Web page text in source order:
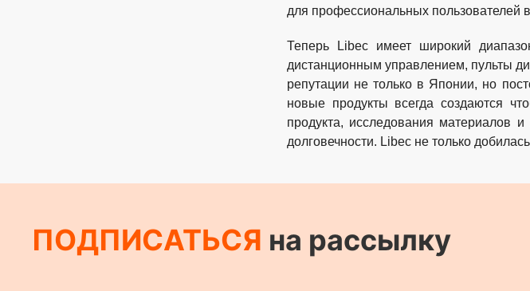
для профессиональных пользователей
Теперь Libec имеет широкий
дистанционным управлением, пульты
репутации не только в Японии, но
новые продукты всегда создаются
продукта, исследования материалов
долговечности. Libec не только
ПОДПИСАТЬСЯ на рассылку